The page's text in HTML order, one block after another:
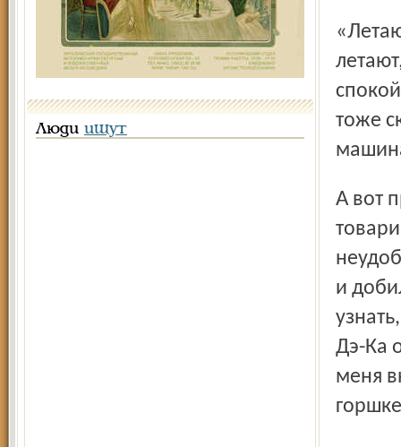
Люди ищут
«Летающие козлы» из Марокко. То есть козлы все-таки не
тоже
А вот промелькнула история про одного хворого
и
Дэ-Ка
меня